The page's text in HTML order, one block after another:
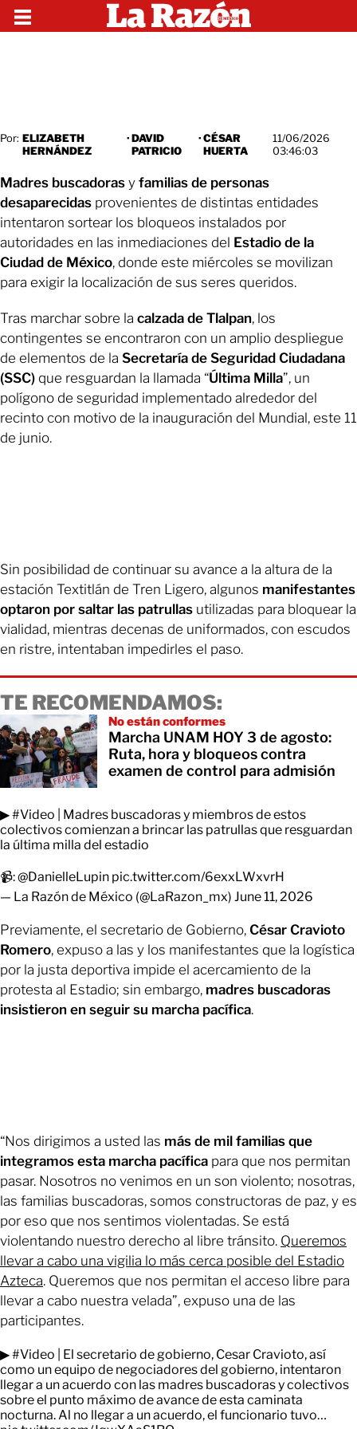
Por: ELIZABETH
HERNÁNDEZ
· DAVID
PATRICIO
·CÉSAR
HUERTA
11/06/2026
03:46:03
Madres buscadoras y familias de personas
desaparecidas provenientes de distintas entidades
intentaron sortear los bloqueos instalados por
autoridades en las inmediaciones del Estadio de la
Ciudad de México, donde este miércoles se movilizan
para exigir la localización de sus seres queridos.
Tras marchar sobre la calzada de Tlalpan, los
contingentes se encontraron con un amplio despliegue
de elementos de la Secretaría de Seguridad Ciudadana
(SSC) que resguardan la llamada “Última Milla”, un
polígono de seguridad implementado alrededor del
recinto con motivo de la inauguración del Mundial, este 11
de junio.
Sin posibilidad de continuar su avance a la altura de la
estación Textitlán de Tren Ligero, algunos manifestantes
optaron por saltar las patrullas utilizadas para bloquear la
vialidad, mientras decenas de uniformados, con escudos
en ristre, intentaban impedirles el paso.
TE RECOMENDAMOS:
No están conformes
Marcha UNAM HOY 3 de agosto:
Ruta, hora y bloqueos contra
examen de control para admisión
▶#Video | Madres buscadoras y miembros de estos
colectivos comienzan a brincar las patrullas que resguardan
la última milla del estadio
📹:@DanielleLupin pic.twitter.com/6exxLWxvrH
— La Razón de México (@LaRazon_mx) June 11, 2026
Previamente, el secretario de Gobierno, César Cravioto
Romero, expuso a las y los manifestantes que la logística
por la justa deportiva impide el acercamiento de la
protesta al Estadio; sin embargo, madres buscadoras
insistieron en seguir su marcha pacífica.
“Nos dirigimos a usted las más de mil familias que
integramos esta marcha pacífica para que nos permitan
pasar. Nosotros no venimos en un son violento; nosotras,
las familias buscadoras, somos constructoras de paz, y es
por eso que nos sentimos violentadas. Se está
violentando nuestro derecho al libre tránsito. Queremos
llevar a cabo una vigilia lo más cerca posible del Estadio
Azteca. Queremos que nos permitan el acceso libre para
llevar a cabo nuestra velada”, expuso una de las
participantes.
▶#Video | El secretario de gobierno, Cesar Cravioto, así
como un equipo de negociadores del gobierno, intentaron
llegar a un acuerdo con las madres buscadoras y colectivos
sobre el punto máximo de avance de esta caminata
nocturna. Al no llegar a un acuerdo, el funcionario tuvo…